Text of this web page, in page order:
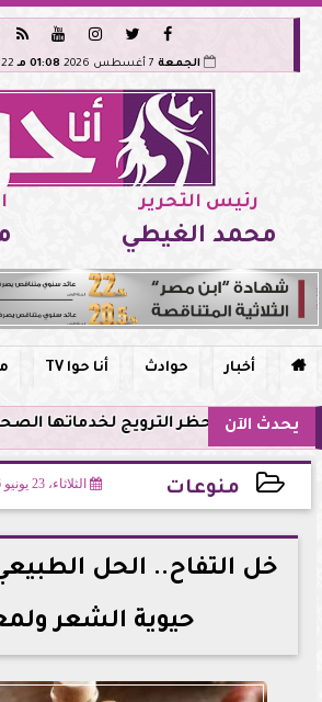





الجمعة 01:08 مـ 22 صفر 1448
رئيس التحرير
محمد الغيطي
 أخبار حوادث أنا حوا TV
يحدث الآن زلزال وحظر الترويج لخدماتها الصحية
منوعات الثلاثاء، 23 يونيو 2026
2026-06-23 12:12:12
خل التفاح.. الحل
حيوية الشعر